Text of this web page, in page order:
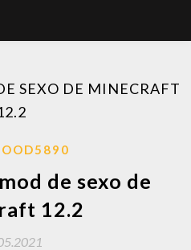
SEXO DE MINECRAFT
de sexo de
12.2